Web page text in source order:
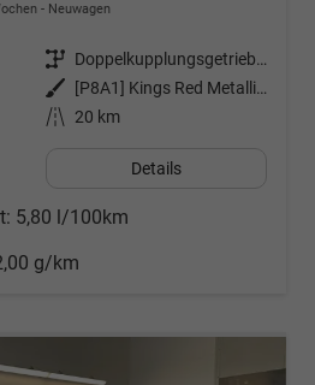
Neuwagen
Getriebe
Doppelkupplungsgetriebe (DSG)
Außenfarbe
[P8A1] Kings Red Metallic / Dach Schwarz
Kilometerstand 20 km
Details
5,80 l/100km
g/km